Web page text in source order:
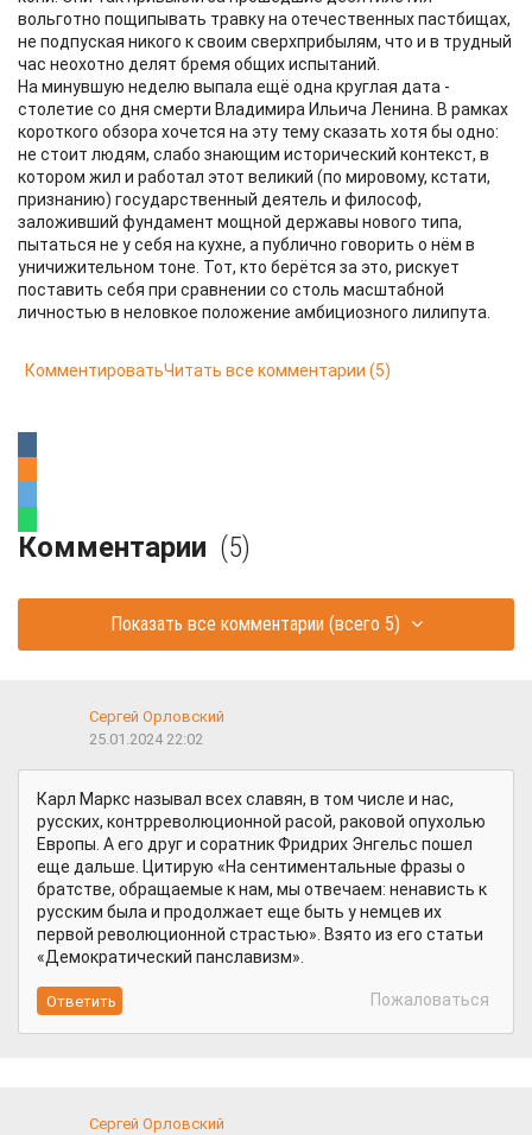
вольготно пощипывать травку на отечественных пастбищах,
не подпуская никого к своим сверхприбылям, что и в трудный
час неохотно делят бремя общих испытаний.
На минувшую неделю выпала ещё одна круглая дата -
столетие со дня смерти Владимира Ильича Ленина. В рамках
короткого обзора хочется на эту тему сказать хотя бы одно:
не стоит людям, слабо знающим исторический контекст, в
котором жил и работал этот великий (по мировому, кстати,
признанию) государственный деятель и философ,
заложивший фундамент мощной державы нового типа,
пытаться не у себя на кухне, а публично говорить о нём в
уничижительном тоне. Тот, кто берётся за это, рискует
поставить себя при сравнении со столь масштабной
личностью в неловкое положение амбициозного лилипута.
КомментироватьЧитать все комментарии (5)
Комментарии (5)
Показать все комментарии(всего 5)
Сергей Орловский
25.01.2024 22:02
Карл Маркс называл всех славян, в том числе и нас,
русских, контрреволюционной расой, раковой опухолью
Европы. А его друг и соратник Фридрих Энгельс пошел
еще дальше. Цитирую «На сентиментальные фразы о
братстве, обращаемые к нам, мы отвечаем: ненависть к
русским была и продолжает еще быть у немцев их
первой революционной страстью». Взято из его статьи
«Демократический панславизм».
Пожаловаться
Сергей Орловский